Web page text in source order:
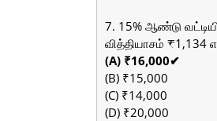
7. 15% ஆண்டு
வித்தியாசம்
(A) ₹16,000✔
(B) ₹15,000
(C) ₹14,000
(D) ₹20,000